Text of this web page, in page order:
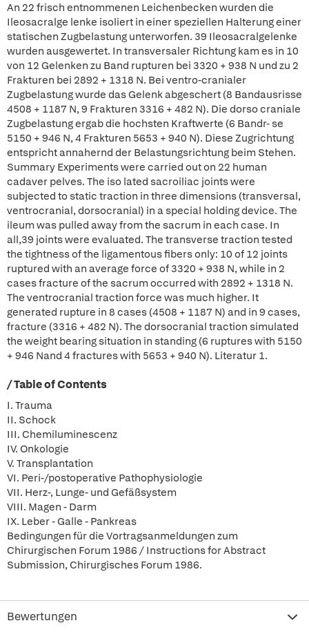
An 22 frisch entnommenen Leichenbecken wurden die
Ileosacralge lenke isoliert in einer speziellen Halterung einer
statischen Zugbelastung unterworfen. 39 Ileosacralgelenke
wurden ausgewertet. In transversaler Richtung kam es in 10
von 12 Gelenken zu Band rupturen bei 3320 + 938 N und zu 2
Frakturen bei 2892 + 1318 N. Bei ventro-cranialer
Zugbelastung wurde das Gelenk abgeschert (8 Bandausrisse
4508 + 1187 N, 9 Frakturen 3316 + 482 N). Die dorso craniale
Zugbelastung ergab die hochsten Kraftwerte (6 Bandr- se
5150 + 946 N, 4 Frakturen 5653 + 940 N). Diese Zugrichtung
entspricht annahernd der Belastungsrichtung beim Stehen.
Summary Experiments were carried out on 22 human
cadaver pelves. The iso lated sacroiliac joints were
subjected to static traction in three dimensions (transversal,
ventrocranial, dorsocranial) in a special holding device. The
ileum was pulled away from the sacrum in each case. In
all,39 joints were evaluated. The transverse traction tested
the tightness of the ligamentous fibers only: 10 of 12 joints
ruptured with an average force of 3320 + 938 N, while in 2
cases fracture of the sacrum occurred with 2892 + 1318 N.
The ventrocranial traction force was much higher. It
generated rupture in 8 cases (4508 + 1187 N) and in 9 cases,
fracture (3316 + 482 N). The dorsocranial traction simulated
the weight bearing situation in standing (6 ruptures with 5150
+ 946 Nand 4 fractures with 5653 + 940 N). Literatur 1.
/ Table of Contents
I. Trauma
II. Schock
III. Chemiluminescenz
IV. Onkologie
V. Transplantation
VI. Peri-/postoperative Pathophysiologie
VII. Herz-, Lunge- und Gefäßsystem
VIII. Magen - Darm
IX. Leber - Galle - Pankreas
Bedingungen für die Vortragsanmeldungen zum
Chirurgischen Forum 1986 / Instructions for Abstract
Submission, Chirurgisches Forum 1986.
Bewertungen